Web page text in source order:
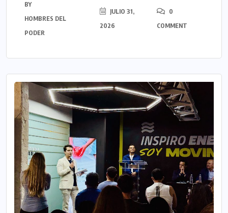
BY
HOMBRES DEL
PODER
JULIO 31,
2026
0
COMMENT